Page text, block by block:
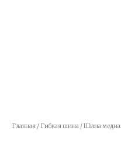
Главная / Гибкая шина / Шина